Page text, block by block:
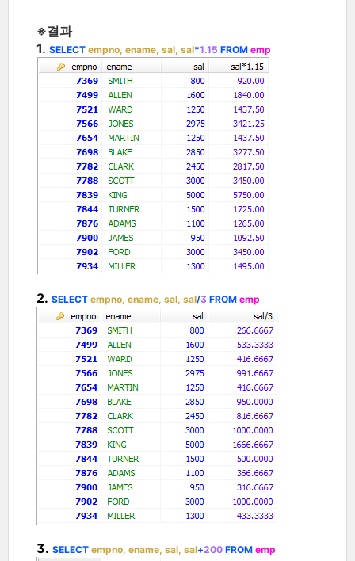
※결과
1. SELECT empno, ename, sal, sal*1.15 FROM emp
2. SELECT empno, ename, sal, sal/3 FROM emp
3. SELECT empno, ename, sal, sal+200 FROM emp